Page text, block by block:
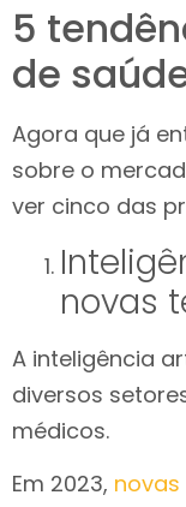
5
de
Agora que já
sobre o
ver cinco das
novas
A inteligência
diversos
médicos.
Em 2023,